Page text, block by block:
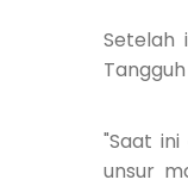
Setelah
"Saat
unsur